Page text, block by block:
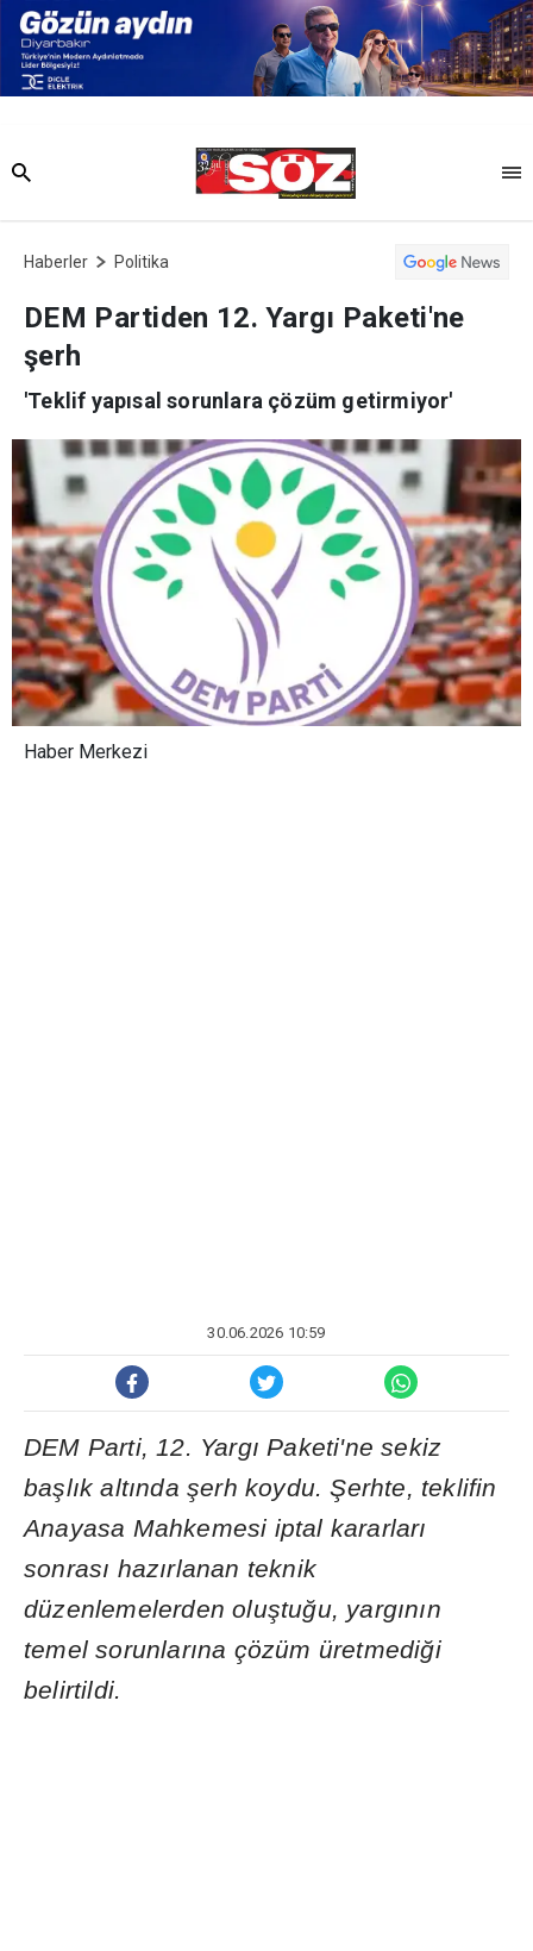
Haberler Politika
DEM Partiden 12. Yargı Paketi'ne
şerh
'Teklif yapısal sorunlara çözüm getirmiyor'
Haber Merkezi
30.06.2026 10:59
DEM Parti, 12. Yargı Paketi'ne sekiz
başlık altındaşerh koydu.Şerhte, teklifin
Anayasa Mahkemesi iptal kararları
sonrası hazırlanan teknik
düzenlemelerden oluştuğu, yargının
temel sorunlarına çözüm üretmediği
belirtildi.